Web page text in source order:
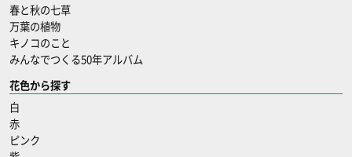
春と秋の七草
万葉の植物
キノコのこと
みんなでつくる50年アルバム
花色から探す
白
赤
ピンク